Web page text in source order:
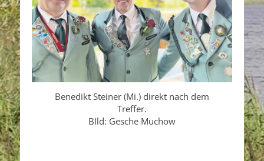
Benedikt Steiner (Mi.) direkt nach dem
Treffer.
BIld: Gesche Muchow